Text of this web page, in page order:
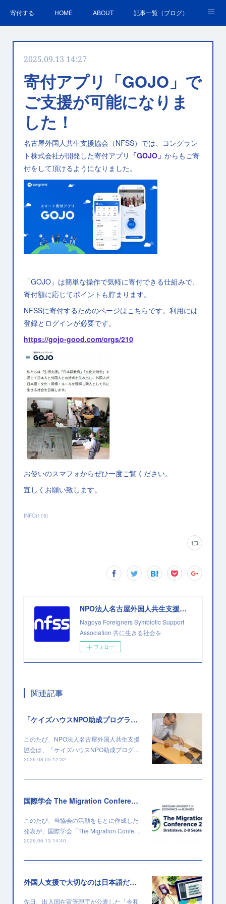
寄付する HOME ABOUT 記事一覧（ブログ）
ＳＤＧｓの取組 お問合せ
2025.09.13 14:27
寄付アプリ「GOJO」で
ご支援が可能になりま
した！
名古屋外国人共生支援協会（NFSS）では、コングラン
ト株式会社が開発した寄付アプリ 「GOJO」からもご寄
付をして頂けるようになりました。
「GOJO」は簡単な操作で気軽に寄付できる仕組みで、
寄付額に応じてポイントも貯まります。
NFSSに寄付するためのページはこちらです。利用には
登録とログインが必要です。
https://gojo-good.com/orgs/210
お使いのスマフォからぜひ一度ご覧ください。
宜しくお願い致します。
INFO(115)
NPO法人名古屋外国人共生支援協会
Nagoya Foreigners Symbiotic Support
Association 共に生きる社会を
フォロー
関連記事
「ケイズハウスNPO助成プログラム」に採択されました
このたび、NPO法人名古屋外国人共生支援
協会は、「ケイズハウスNPO助成プログ…
2026.08.05 12:32
国際学会 The Migration Conference 2026 に採択されました
このたび、当協会の活動をもとに作成した
発表が、国際学会「The Migration Confe…
2026.06.13 14:40
外国人支援で大切なのは日本語だけではない
先日、出入国在留管理庁が公表した「令和